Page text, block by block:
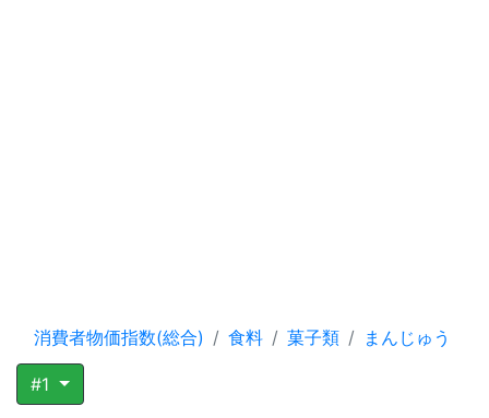
消費者物価指数(総合) 食料 菓子類 まんじゅう
#1